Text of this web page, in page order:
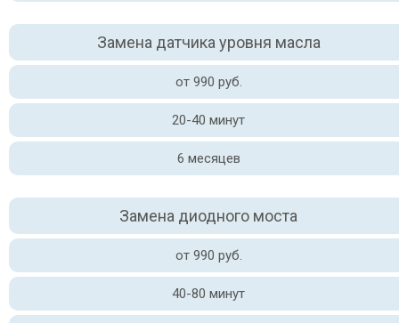
Замена датчика уровня масла
от 990 руб.
20-40 минут
6 месяцев
Замена диодного моста
от 990 руб.
40-80 минут